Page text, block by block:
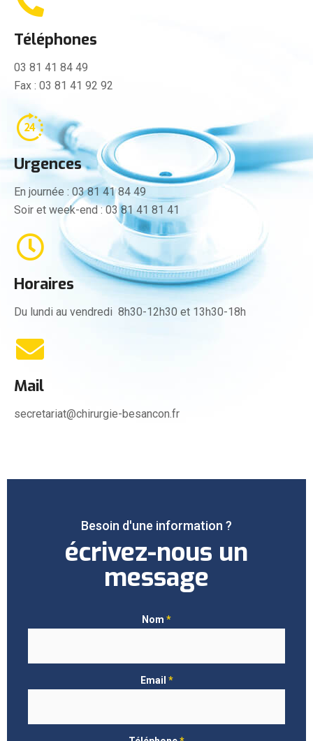
Téléphones
03 81 41 84 49
Fax : 03 81 41 92 92
Urgences
En journée : 03 81 41 84 49
Soir et week-end : 03 81 41 81 41
Horaires
Du lundi au vendredi 8h30-12h30 et 13h30-18h
Mail
secretariat@chirurgie-besancon.fr
Besoin d'une information ?
écrivez-nous un
message
Nom *
Email *